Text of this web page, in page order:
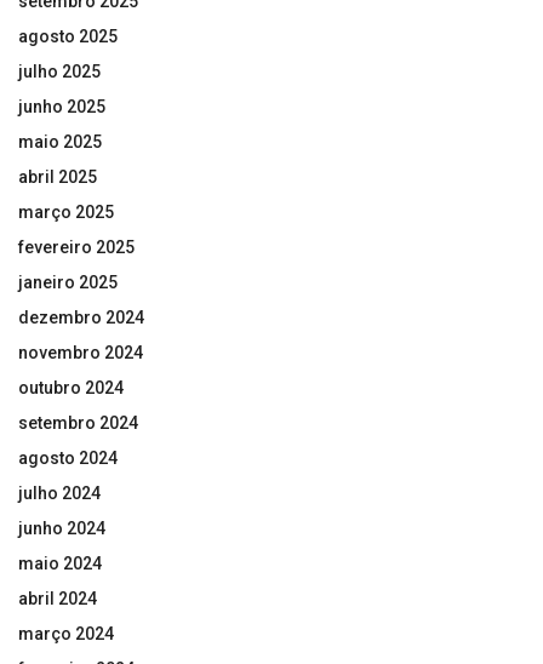
agosto 2025
julho 2025
junho 2025
maio 2025
abril 2025
março 2025
fevereiro 2025
janeiro 2025
dezembro 2024
novembro 2024
outubro 2024
setembro 2024
agosto 2024
julho 2024
junho 2024
maio 2024
abril 2024
março 2024